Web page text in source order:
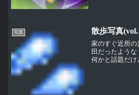
写真 散歩写真
家のすぐ近所の
田だったよう
何かと話題だけ